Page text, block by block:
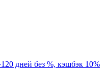
120 дней без %, кэшбэк 10%